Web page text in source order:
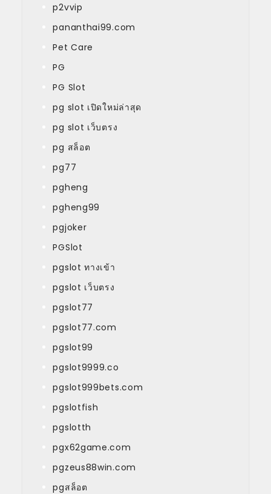
p2vvip
pananthai99.com
Pet Care
PG
PG Slot
pg slot เปิดใหม่ล่าสุด
pg slot เว็บตรง
pg สล็อต
pg77
pgheng
pgheng99
pgjoker
PGSlot
pgslot ทางเข้า
pgslot เว็บตรง
pgslot77
pgslot77.com
pgslot99
pgslot9999.co
pgslot999bets.com
pgslotfish
pgslotth
pgx62game.com
pgzeus88win.com
pgสล็อต